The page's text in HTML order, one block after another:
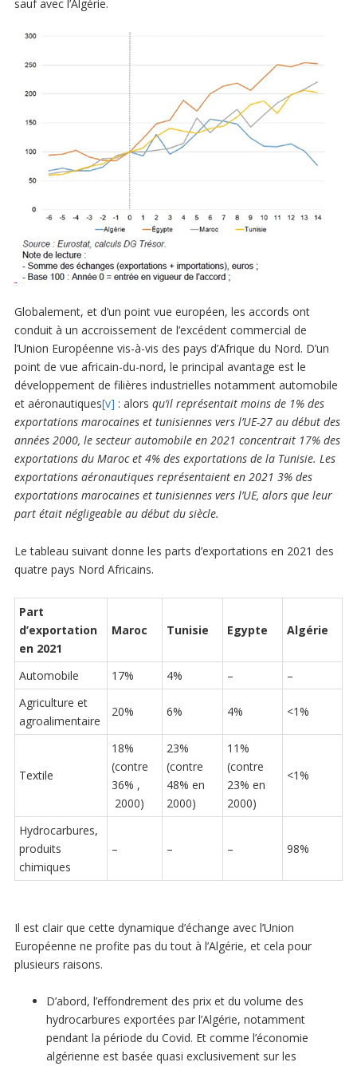
sauf avec l’Algérie.
Globalement, et d’un point vue européen, les accords ont
conduit à un accroissement de l’excédent commercial de
l’Union Européenne vis-à-vis des pays d’Afrique du Nord. D’un
point de vue africain-du-nord, le principal avantage est le
développement de filières industrielles notamment automobile
et aéronautiques[v] : alors qu’il représentait moins de 1% des
exportations marocaines et tunisiennes vers l’UE-27 au début des
années 2000, le secteur automobile en 2021 concentrait 17% des
exportations du Maroc et 4% des exportations de la Tunisie. Les
exportations aéronautiques représentaient en 2021 3% des
exportations marocaines et tunisiennes vers l’UE, alors que leur
part était négligeable au début du siècle.
Le tableau suivant donne les parts d’exportations en 2021 des
quatre pays Nord Africains.
Part
d’exportation
en 2021
Maroc Tunisie Egypte Algérie
Automobile 17% 4% –
–
Agriculture et
agroalimentaire
20% 6% 4% <1%
Textile
18%
(contre
36% ,
2000)
23%
(contre
48% en
2000)
11%
(contre
23% en
2000)
<1%
Hydrocarbures,
produits
chimiques
– – – 98%
Il est clair que cette dynamique d’échange avec l’Union
Européenne ne profite pas du tout à l’Algérie, et cela pour
plusieurs raisons.
D’abord, l’effondrement des prix et du volume des
hydrocarbures exportées par l’Algérie, notamment
pendant la période du Covid. Et comme l’économie
algérienne est basée quasi exclusivement sur les